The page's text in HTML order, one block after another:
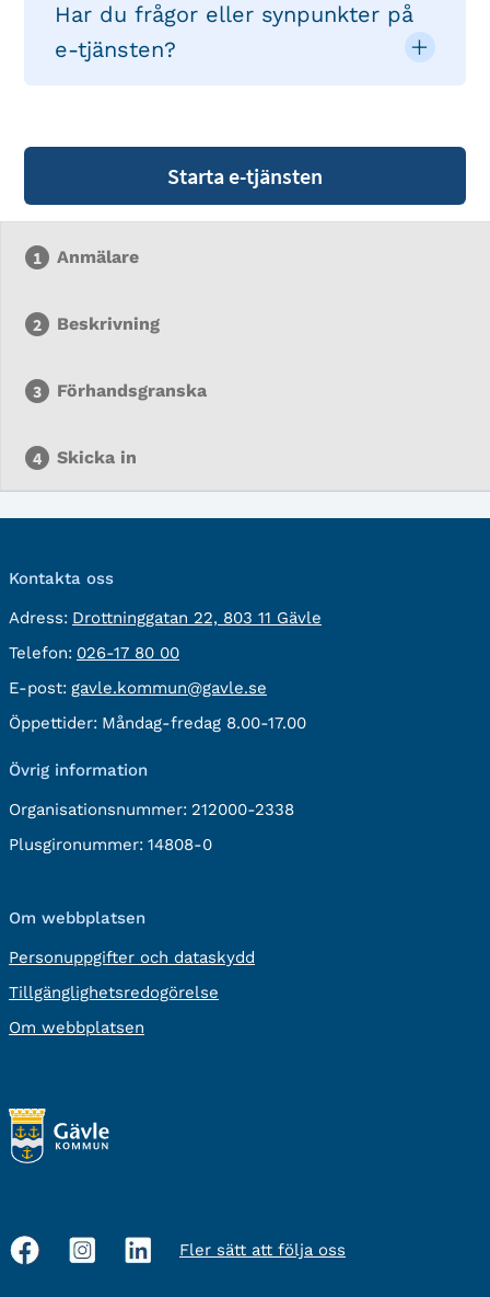
Har du frågor eller synpunkter på
e-tjänsten?
Starta e-tjänsten
Anmälare
Beskrivning
Förhandsgranska
Skicka in
Kontakta oss
Adress: besöksadress:
Drottninggatan 22, 803 11 Gävle
Telefon: Telefon:
026-17 80 00
E-post: E-
post:
gavle.kommun@gavle.se
Öppettider: Måndag-fredag 8.00-17.00
Övrig information
Organisationsnummer: 212000-2338
Plusgironummer: 14808-0
Om webbplatsen
Personuppgifter och dataskydd
Tillgänglighetsredogörelse
Om webbplatsen
Sociala
Fler sätt att följa oss